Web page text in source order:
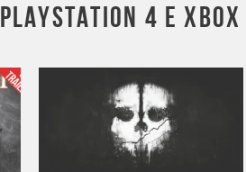
PLAYSTATION 4 E XBOX